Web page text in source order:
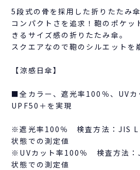
5段式の骨を採用した折りたたみ傘
コンパクトさを追求！鞄のポケッ
きるサイズ感の折りたたみ傘。
スクエアなので鞄のシルエットを
【涼感日傘】
■全カラー、遮光率100％、UVカ
UPF50＋を実現
※遮光率100％ 検査方法：JIS L
状態での測定値
※UVカット率100％ 検査方法：
状態での測定値